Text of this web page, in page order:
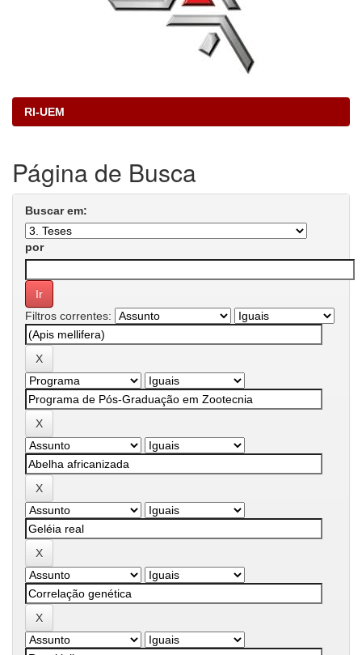
RI-UEM
Página de Busca
Buscar em:
por
Filtros correntes: